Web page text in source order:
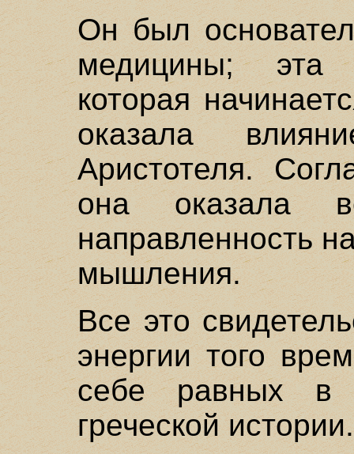
Он был
медицины; эта
которая
оказала
Аристотеля.
она оказала
направленность
мышления.
Все это
энергии того
себе равных в
греческой истории.